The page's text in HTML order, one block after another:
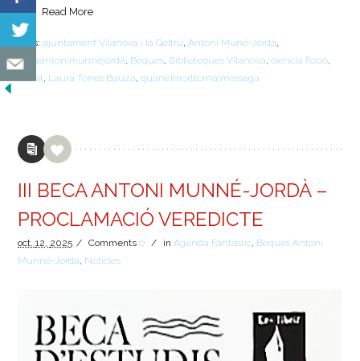
Read More
Tags:ajuntament Vilanova i la Geltrú,Antoni Muné-Jordà,
becaantonimunnéjordà, Beques, Biblioteques Vilanova,ciencia ficció,
cificat, Laura Torres Bauzà,quanelmorttornaimossega
III BECA ANTONI MUNNÉ-JORDÀ –
PROCLAMACIÓ VEREDICTE
oct.12, 2025 / Comments0 / inAgenda Fantàstic, Beques Antoni
Munné-Jordà, Notícies